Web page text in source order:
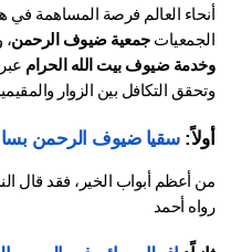
جمعية ضيوف الرحمن،
ضيوف بيت الله الحرام
التكافل بين الزوار والمقيمين
سقيا ضيوف الرحمن بساحات
أحمد